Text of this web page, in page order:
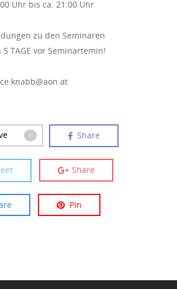
Uhr bis ca. 21:00 Uhr
zu den Seminaren
TAGE vor Seminartemin!
1 Share
Share
Pin